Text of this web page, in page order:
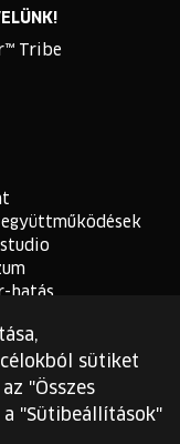
Tribe
hatás
sütiket
"Összes
"Sütibeállítások"